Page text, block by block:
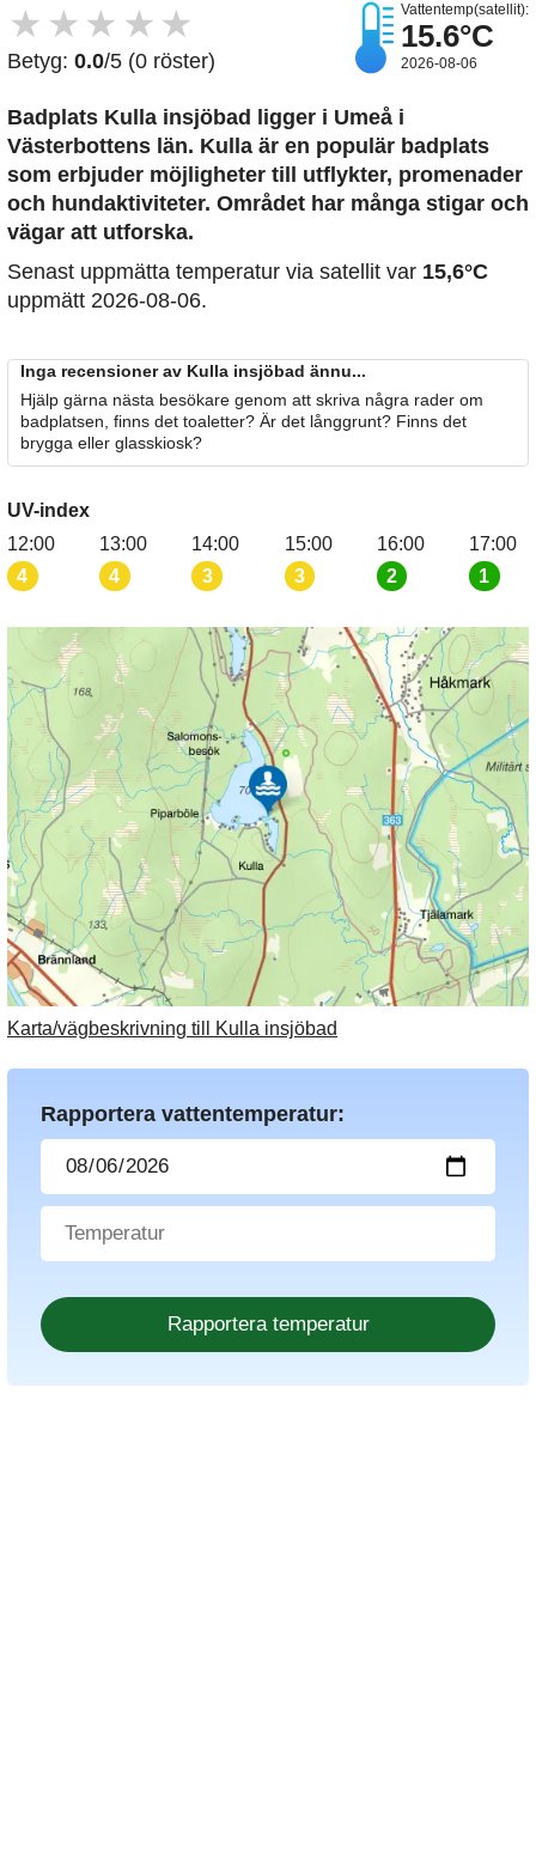
★ ★ ★ ★ ★
Betyg: 0.0/5 (0 röster)
Vattentemp(satellit):
15.6°C
2026-08-06
Badplats Kulla insjöbad
ligger i Umeå i
Västerbottens län. Kulla är en populär badplats
som erbjuder möjligheter till utflykter, promenader
och hundaktiviteter. Området har många stigar och
vägar att utforska.
Senast uppmätta temperatur via satellit var 15,6°C
uppmätt 2026-08-06.
Inga recensioner av Kulla insjöbad ännu...
Hjälp gärna nästa besökare genom att skriva några rader om
badplatsen, finns det toaletter? Är det långgrunt? Finns det
brygga eller glasskiosk?
UV-index
12:00
4
13:00
4
14:00
3
15:00
3
16:00
2
17:00
1
Karta/vägbeskrivning till Kulla insjöbad
Rapportera vattentemperatur: